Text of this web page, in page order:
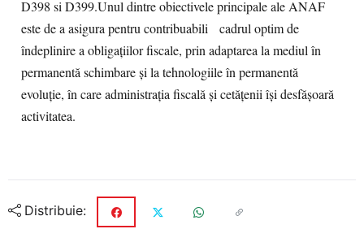
D398 si D399.Unul dintre obiectivele principale ale ANAF
este de a asigura pentru contribuabili cadrul optim de
îndeplinire a obligațiilor fiscale, prin adaptarea la mediul în
permanentă schimbare și la tehnologiile în permanentă
evoluție, în care administrația fiscală și cetățenii își desfășoară
activitatea.
Distribuie: